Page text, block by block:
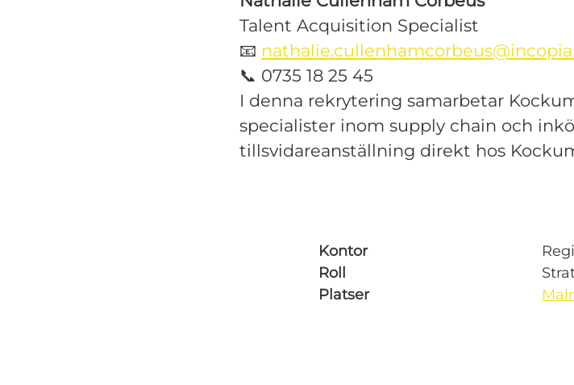
Talent Acquisition Specialist
📧
📞 0735 18 25 45
I denna rekrytering samarbetar
specialister inom supply chain och
tillsvidareanställning direkt hos
Kontor
Roll
Platser